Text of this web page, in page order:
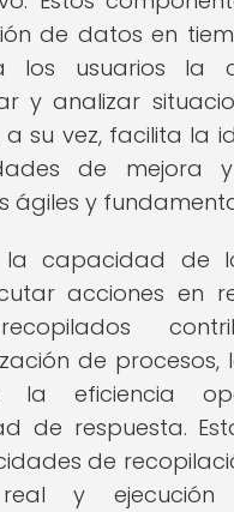
de datos en
los usuarios la
y analizar
a su vez, facilita la
de
ágiles y
la capacidad de
acciones en
de procesos,
la eficiencia
de respuesta.
de
y ejecución